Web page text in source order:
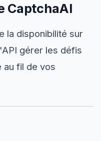
CaptchaAI
la disponibilité sur
gérer les défis
au fil de vos